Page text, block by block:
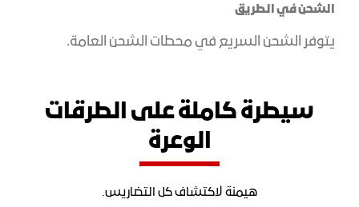
الشحن في الطريق
يتوفر الشحن السريع في محطات الشحن العامة.
سيطرة كاملة على الطرقات
الوعرة
هيمنة لاكتشاف كل التضاريس.